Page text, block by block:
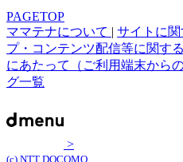
PAGETOP
ママテナについて | サイトに
プ・コンテンツ配信等に関す
にあたって（ご利用端末から
グ一覧
>
(c) NTT DOCOMO